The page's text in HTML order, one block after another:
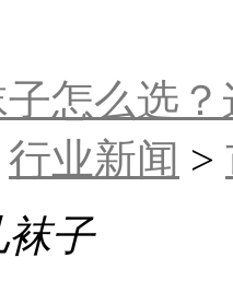
怎么选？
行业新闻 >
子